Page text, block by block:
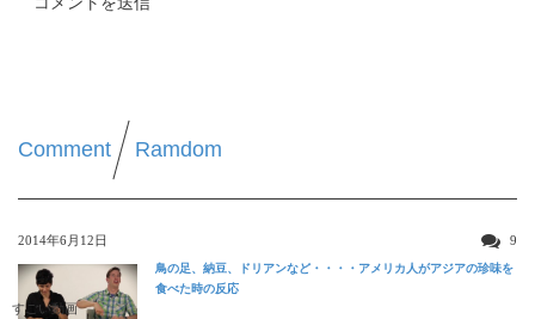
Comment Ramdom
2014年6月12日 9
すごい動画
鳥の足、納豆、ドリアンなど・・・・アメリカ人がアジアの珍味を
食べた時の反応